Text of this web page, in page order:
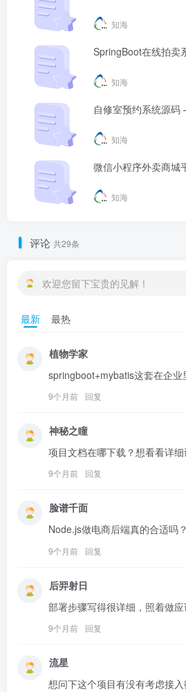
知海
SpringBoot在线拍卖
知海
自修室预约系统源码
知海
微信小程序外卖商城
知海
评论 共29条
欢迎您留下宝贵的见解！
最新 最热
植物学家
springboot+mybatis这套在企业
9个月前 回复
神秘之瞳
项目文档在哪下载？想看看详
9个月前 回复
脸谱千面
Node.js做电商后端真的合适吗
9个月前 回复
后羿射日
部署步骤写得很详细，照着做
9个月前 回复
流星
想问下这个项目有没有考虑接入